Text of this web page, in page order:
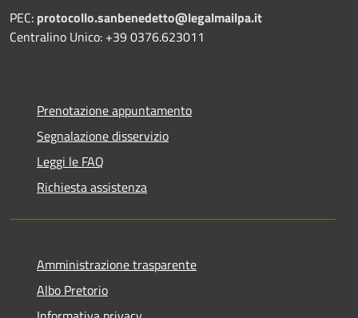
PEC: protocollo.sanbenedetto@legalmailpa.it
Centralino Unico: +39 0376.623011
Prenotazione appuntamento
Segnalazione disservizio
Leggi le FAQ
Richiesta assistenza
Amministrazione trasparente
Albo Pretorio